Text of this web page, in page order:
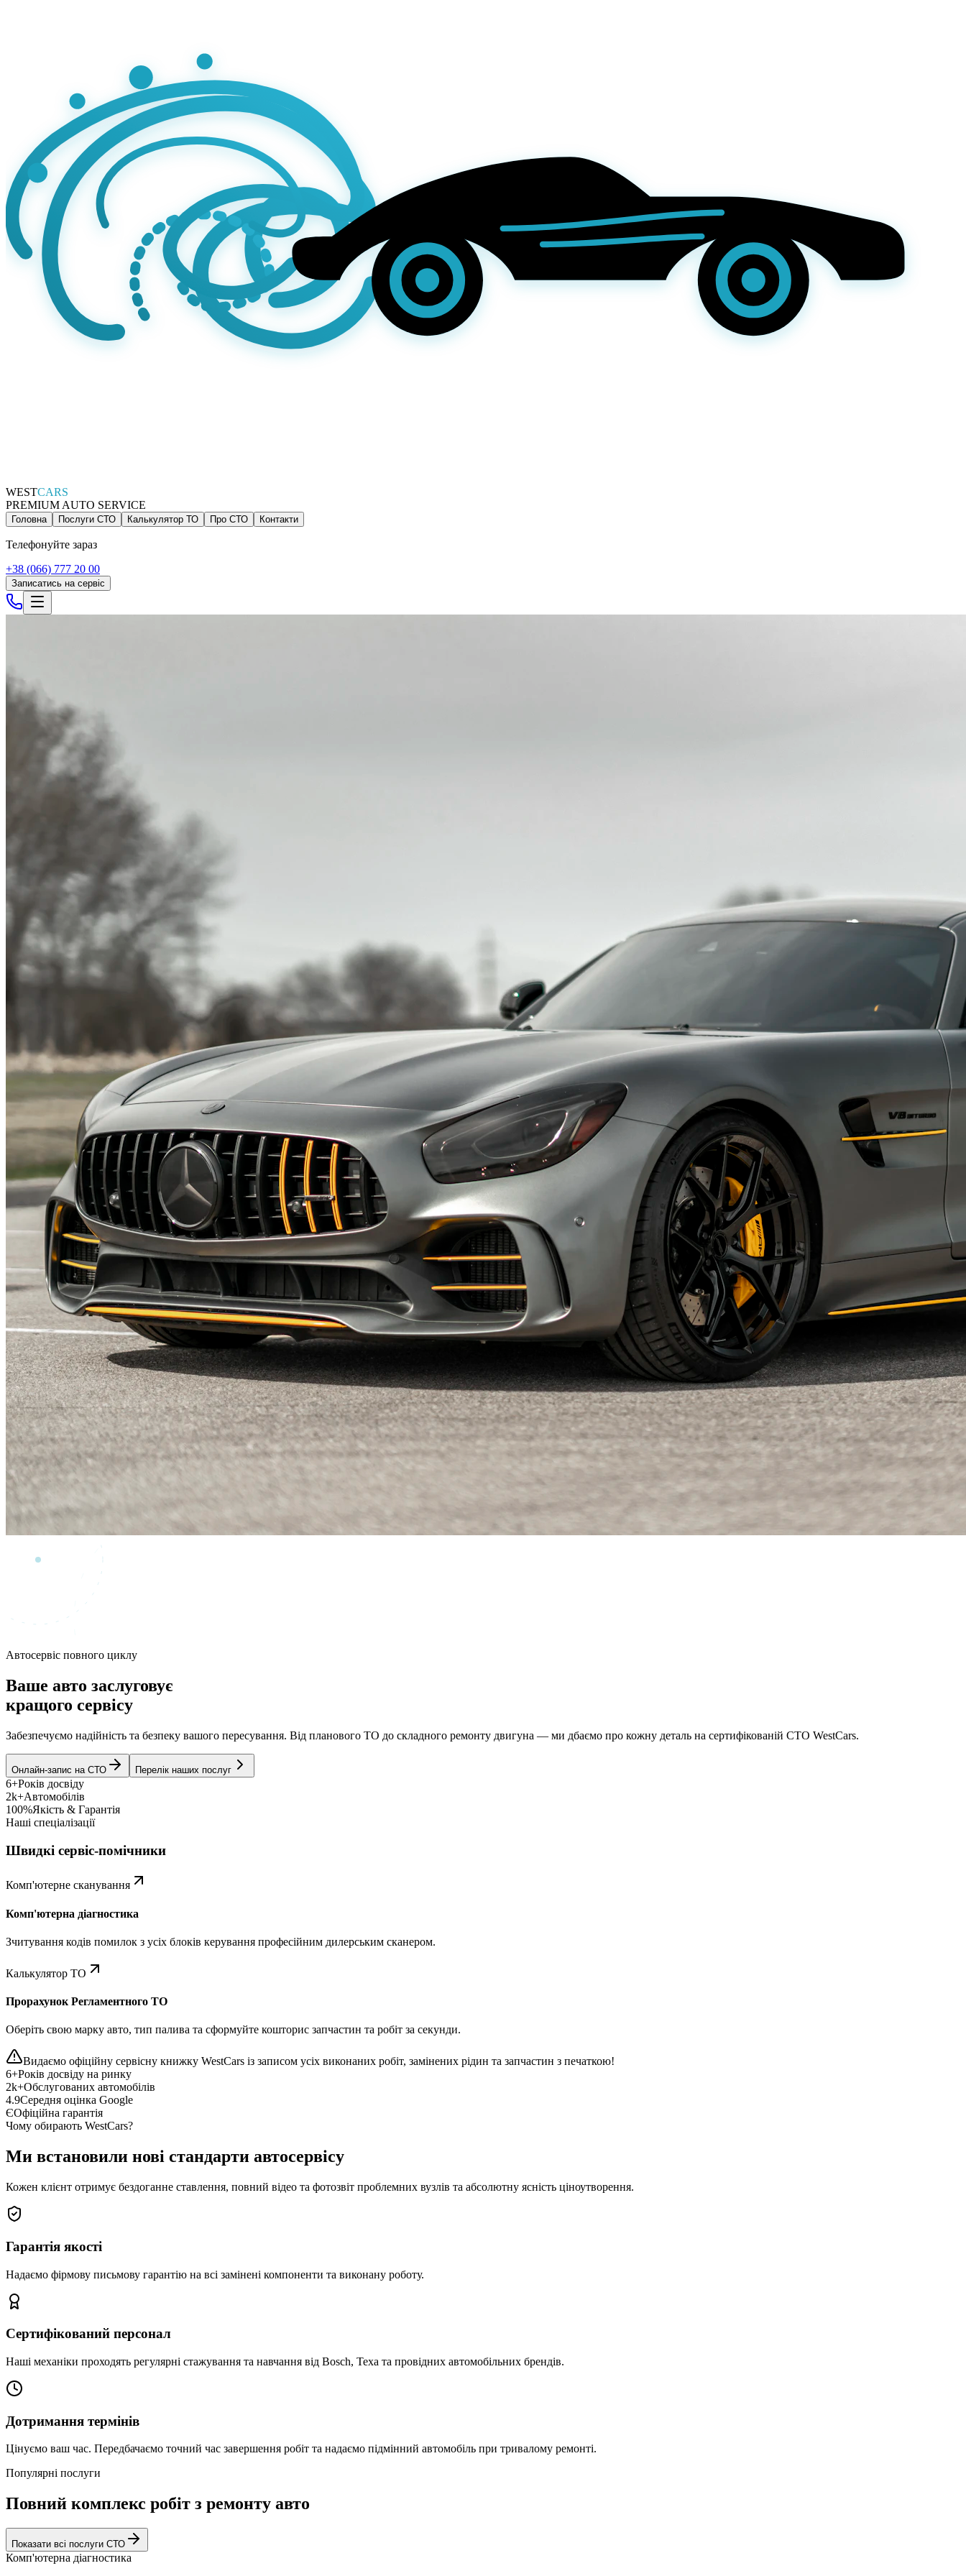
WESTCARS
PREMIUM AUTO SERVICE
Головна Послуги СТО Калькулятор ТО Про СТО Контакти
Телефонуйте зараз
+38 (066) 777 20 00
Записатись на сервіс
Автосервіс повного циклу
Ваше авто заслуговує
кращого сервісу
Забезпечуємо надійність та безпеку вашого пересування. Від планового ТО до складного ремонту двигуна — ми дбаємо про кожну деталь на сертифікованій СТО WestCars.
Онлайн-запис на СТО Перелік наших послуг
6+Років досвіду
2k+Автомобілів
100%Якість & Гарантія
Наші спеціалізації
Швидкі сервіс-помічники
Комп'ютерне сканування
Комп'ютерна діагностика
Зчитування кодів помилок з усіх блоків керування професійним дилерським сканером.
Калькулятор ТО
Прорахунок Регламентного ТО
Оберіть свою марку авто, тип палива та сформуйте кошторис запчастин та робіт за секунди.
Видаємо офіційну сервісну книжку WestCars із записом усіх виконаних робіт, замінених рідин та запчастин з печаткою!
6+Років досвіду на ринку
2k+Обслугованих автомобілів
4.9Середня оцінка Google
ЄОфіційна гарантія
Чому обирають WestCars?
Ми встановили нові стандарти автосервісу
Кожен клієнт отримує бездоганне ставлення, повний відео та фотозвіт проблемних вузлів та абсолютну ясність ціноутворення.
Гарантія якості
Надаємо фірмову письмову гарантію на всі замінені компоненти та виконану роботу.
Сертифікований персонал
Наші механіки проходять регулярні стажування та навчання від Bosch, Texa та провідних автомобільних брендів.
Дотримання термінів
Цінуємо ваш час. Передбачаємо точний час завершення робіт та надаємо підмінний автомобіль при тривалому ремонті.
Популярні послуги
Повний комплекс робіт з ремонту авто
Показати всі послуги СТО
Комп'ютерна діагностика